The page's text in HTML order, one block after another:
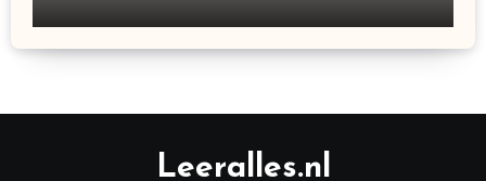
Leeralles.nl